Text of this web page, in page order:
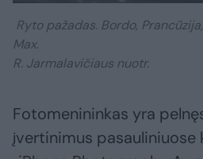
Ryto pažadas. Bordo,
Max.
R. Jarmalavičiaus nuotr.
Fotomenininkas yra
įvertinimus pasauliniuose